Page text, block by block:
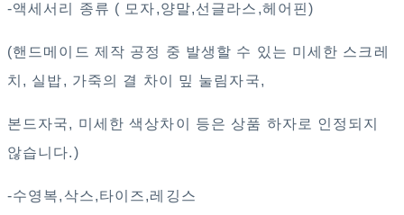
-액세서리 종류 ( 모자,양말,선글라스,헤어핀)
(핸드메이드 제작 공정 중 발생할 수 있는 미세한 스크레
치, 실밥, 가죽의 결 차이 밒 눌림자국,
본드자국, 미세한 색상차이 등은 상품 하자로 인정되지
않습니다.)
-수영복,삭스,타이즈,레깅스